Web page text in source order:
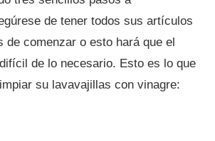
de tener todos sus artículos
de comenzar o esto hará que el
de lo necesario. Esto es lo que
su lavavajillas con vinagre: